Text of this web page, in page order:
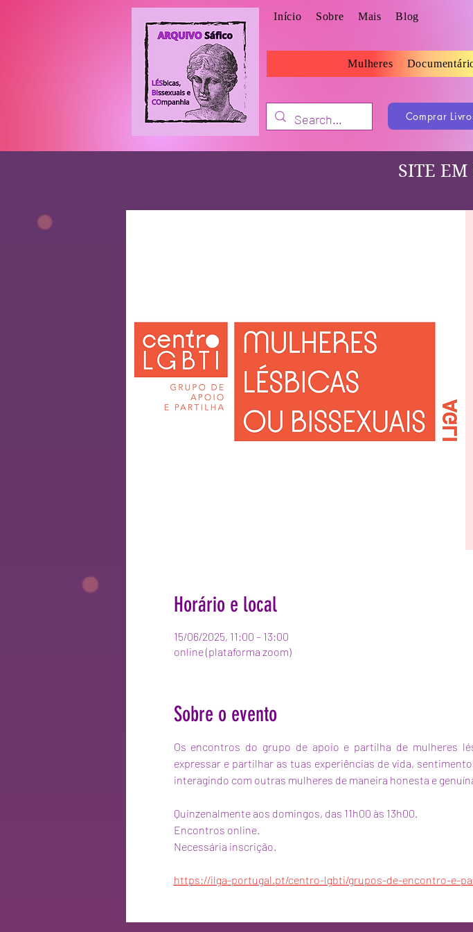
Início Sobre Mais Blog
Mulheres
Comprar
SITE EM
Horário e local
15/06/2025, 11:00 – 13:00
online (plataforma zoom)
Sobre o evento
Os encontros do grupo de apoio e partilha de mulheres
expressar e partilhar as tuas experiências de vida,
interagindo com outras mulheres de maneira honesta e
Quinzenalmente aos domingos, das 11h00 às 13h00.
Encontros online.
Necessária inscrição.
https://ilga-portugal.pt/centro-lgbti/grupos-de-encontro-e-